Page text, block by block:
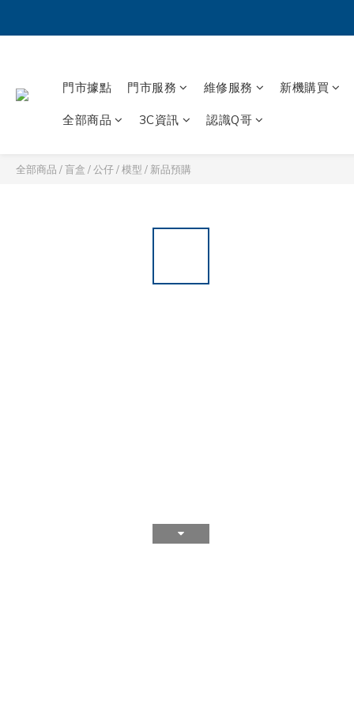
門市據點 門市服務 維修服務 新機購買
全部商品 3C資訊 認識Q哥
全部商品 /盲盒 / 公仔 / 模型 / 新品預購